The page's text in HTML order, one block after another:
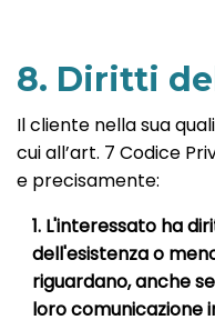
8. Diritti
Il cliente nella sua
cui all’art. 7 Codice
e precisamente:
1. L'interessato ha
dell'esistenza o
riguardano, anche
loro comunicazione